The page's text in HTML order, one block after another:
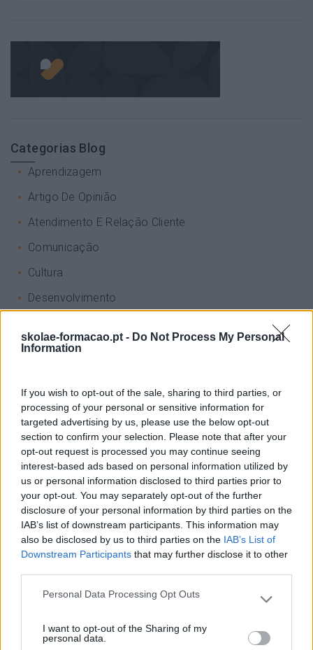
skolae-formacao.pt - Do Not Process My Personal
Information
If you wish to opt-out of the sale, sharing to third parties, or
processing of your personal or sensitive information for
targeted advertising by us, please use the below opt-out
section to confirm your selection. Please note that after your
opt-out request is processed you may continue seeing
interest-based ads based on personal information utilized by
us or personal information disclosed to third parties prior to
your opt-out. You may separately opt-out of the further
disclosure of your personal information by third parties on the
IAB’s list of downstream participants. This information may
also be disclosed by us to third parties on the IAB’s List of
Downstream Participants that may further disclose it to other
Please note that this website/app uses one or more Google
not limited to your visit or usage behaviour. You may click to
Personal Data Processing Opt Outs
I want to opt-out of the Sharing of my
personal data.
Categorias Blog
Aprendizagem
Artigo De Opinião
Atendimento E Relação Cliente
Comunicação
Cultura
Desenvolvimento
Entrevista
IA
Inglês
Interculturalidade
Keep In Mind
Liderança
Mudança
Perspetivas
Pessoas
PORTO RH MEETING
Recursos Humanos